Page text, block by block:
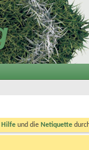
Hilfe und die Netiquette